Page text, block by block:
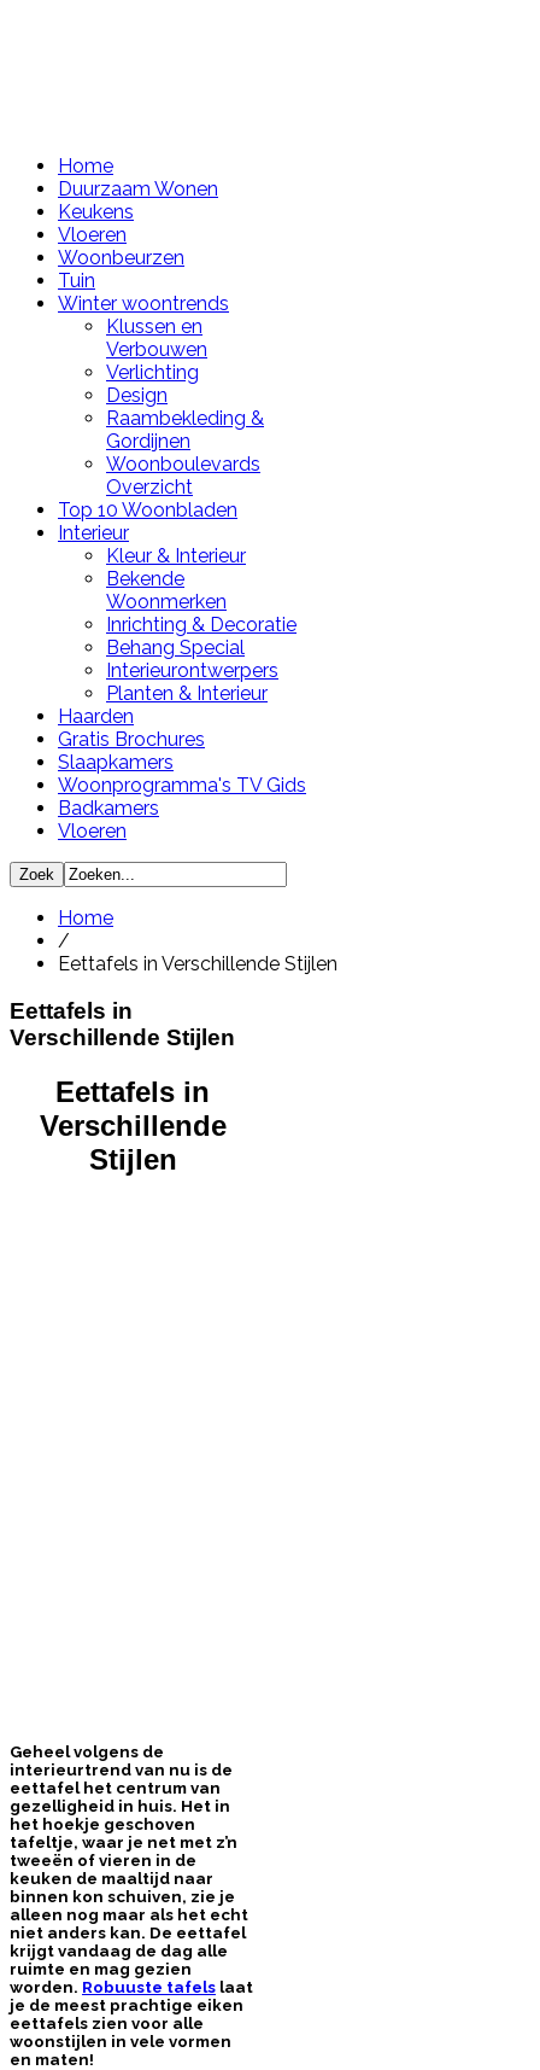
Home
Duurzaam Wonen
Keukens
Vloeren
Woonbeurzen
Tuin
Winter woontrends
Klussen en
Verbouwen
Verlichting
Design
Raambekleding &
Gordijnen
Woonboulevards
Overzicht
Top 10 Woonbladen
Interieur
Kleur & Interieur
Bekende
Woonmerken
Inrichting & Decoratie
Behang Special
Interieurontwerpers
Planten & Interieur
Haarden
Gratis Brochures
Slaapkamers
Woonprogramma's TV Gids
Badkamers
Vloeren
Home
/
Eettafels in Verschillende Stijlen
Eettafels in
Verschillende Stijlen
Eettafels in
Verschillende
Stijlen
Geheel volgens de
interieurtrend van nu is de
eettafel het centrum van
gezelligheid in huis. Het in
het hoekje geschoven
tafeltje, waar je net met z’n
tweeën of vieren in de
keuken de maaltijd naar
binnen kon schuiven, zie je
alleen nog maar als het echt
niet anders kan. De eettafel
krijgt vandaag de dag alle
ruimte en mag gezien
worden. Robuuste tafels laat
je de meest prachtige eiken
eettafels zien voor alle
woonstijlen in vele vormen
en maten!